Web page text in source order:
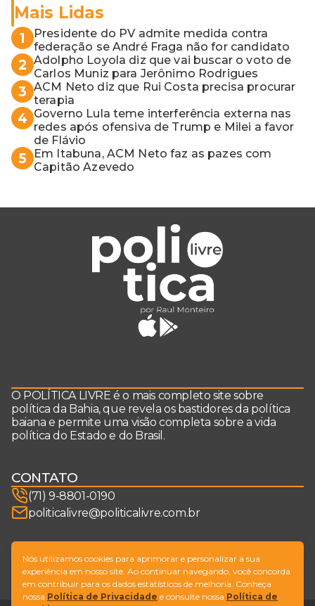
Mais Lidas
1
Presidente do PV admite medida contra
federação se André Fraga não for candidato
2 Adolpho Loyola diz que vai buscar o voto de
Carlos Muniz para Jerônimo Rodrigues
3 ACM Neto diz que Rui Costa precisa procurar
terapia
4 Governo Lula teme interferência externa nas
redes após ofensiva de Trump e Milei a favor
de Flávio
5
Em Itabuna, ACM Neto faz as pazes com
Capitão Azevedo
O POLÍTICA LIVRE é o mais completo site sobre
política da Bahia, que revela os bastidores da política
baiana e permite uma visão completa sobre a vida
política do Estado e do Brasil.
CONTATO
(71) 9-8801-0190
politicalivre@politicalivre.com.br
SIGA-NOS
Nós utilizamos cookies para aprimorar e personalizar a sua
experiência em nosso site. Ao continuar navegando, você concorda
em contribuir para os dados estatísticos de melhoria. Conheça
nossa Política de Privacidade e consulte nossa Política de